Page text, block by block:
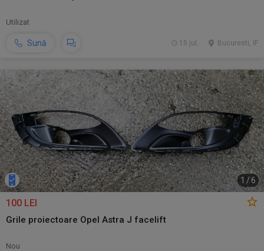
Utilizat
Sună Bucuresti, IF
15 jul.
1 /6
100 LEI
Grile proiectoare Opel Astra J facelift
Nou